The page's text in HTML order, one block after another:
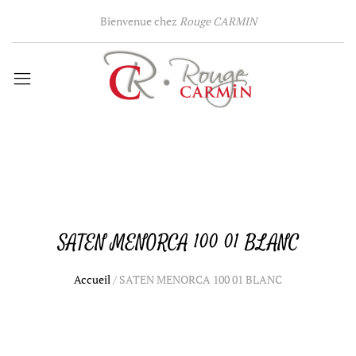
Bienvenue chez Rouge CARMIN
SATEN MENORCA 100 01 BLANC
Accueil/ SATEN MENORCA 100 01 BLANC